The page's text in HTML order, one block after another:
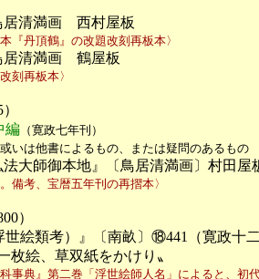
満画　西村屋板
頂鶴』の改題改刻再板本〉
満画　鶴屋板
再板本〉
編 （寛政七年刊）
は他書によるもの、または疑問のあるもの
法大師御本地』〔鳥居清満画〕村田屋
考、宝暦五年刊の再摺本〉
）
絵類考）』〔南畝〕⑱441（寛政十
絵、草双紙をかけり〟
』第二巻「浮世絵師人名」によると、初代